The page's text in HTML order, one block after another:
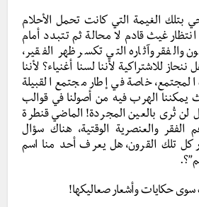
بتلك الغيمة التي كانت تحمل الأحلام
غيث قادم لا محالة ثم تتبدد أمام
والفقر وآثاره التي تكسر ظهر الفقير،
للاشتراكية لأننا لسنا أغنياء؟ لأننا
خاصة في إطار مجتمع القبيلة
الهرب فيه من أصولنا في قوالب
تُرى بالعين المجردة! الماضي قنطرة
والعنصرية الوقتية، هناك سؤال
كل تلك القرون، هل يعرف أحد منا اسم
سوى حكايات وأشعار صعاليكها!